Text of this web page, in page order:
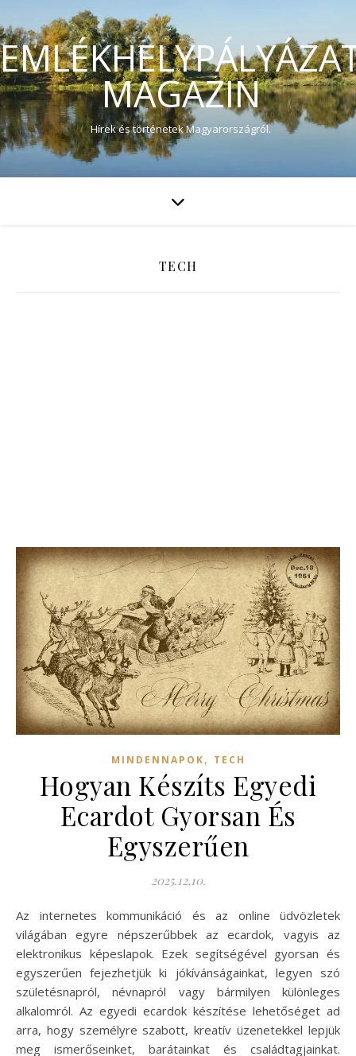
MAGAZIN
Hírek és történetek Magyarországról.
TECH
MINDENNAPOK, TECH
Hogyan Készíts Egyedi
Ecardot Gyorsan És
Egyszerűen
2025.12.10.
Az internetes kommunikáció és az online üdvözletek
világában egyre népszerűbbek az ecardok, vagyis az
elektronikus képeslapok. Ezek segítségével gyorsan és
egyszerűen fejezhetjük ki jókívánságainkat, legyen szó
születésnapról, névnapról vagy bármilyen különleges
alkalomról. Az egyedi ecardok készítése lehetőséget ad
arra, hogy személyre szabott, kreatív üzenetekkel lepjük
meg ismerőseinket, barátainkat és családtagjainkat.